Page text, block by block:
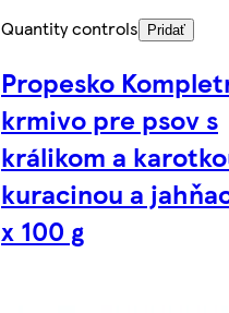
Quantity controls
Pridať
Propesko
krmivo pre psov s
králikom a
kuracinou a
x 100 g